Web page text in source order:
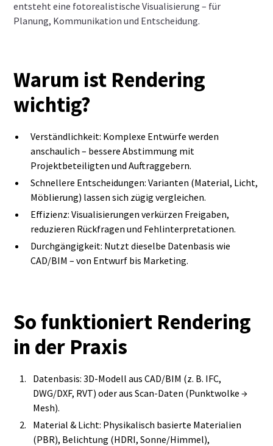
entsteht eine fotorealistische Visualisierung – für
Planung, Kommunikation und Entscheidung.
Warum ist Rendering
wichtig?
Verständlichkeit: Komplexe Entwürfe werden
anschaulich – bessere Abstimmung mit
Projektbeteiligten und Auftraggebern.
Schnellere Entscheidungen: Varianten (Material, Licht,
Möblierung) lassen sich zügig vergleichen.
Effizienz: Visualisierungen verkürzen Freigaben,
reduzieren Rückfragen und Fehlinterpretationen.
Durchgängigkeit: Nutzt dieselbe Datenbasis wie
CAD/BIM – von Entwurf bis Marketing.
So funktioniert Rendering
in der Praxis
Datenbasis: 3D‑Modell aus CAD/BIM (z. B. IFC,
DWG/DXF, RVT) oder aus Scan‑Daten (Punktwolke →
Mesh).
Material & Licht: Physikalisch basierte Materialien
(PBR), Belichtung (HDRI, Sonne/Himmel),